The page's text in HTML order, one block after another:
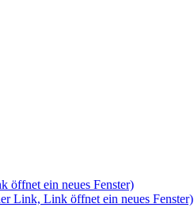
öffnet ein neues Fenster)
Link, Link öffnet ein neues Fenster)